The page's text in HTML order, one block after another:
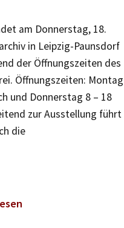
am Donnerstag, 18.
in Leipzig-Paunsdorf
der Öffnungszeiten des
Öffnungszeiten: Montag
und Donnerstag 8 – 18
zur Ausstellung führt
die